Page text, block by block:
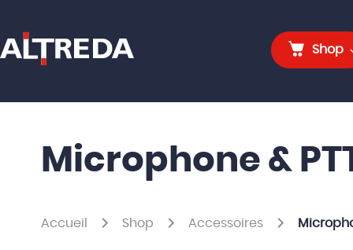
Shop
Microphone &
Accueil Shop Accessoires